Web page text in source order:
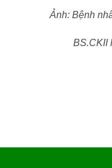
Ảnh: Bệnh
BS.CKII Phạm